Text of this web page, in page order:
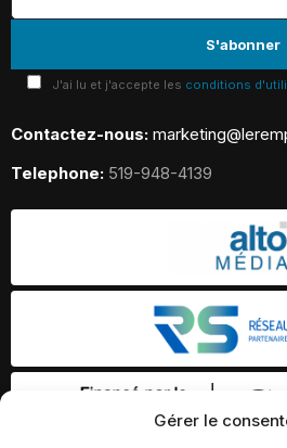
Gérer le
J'ai lu et j'accepte les conditions
Contactez-nous:
Telephone: 519-948-4139